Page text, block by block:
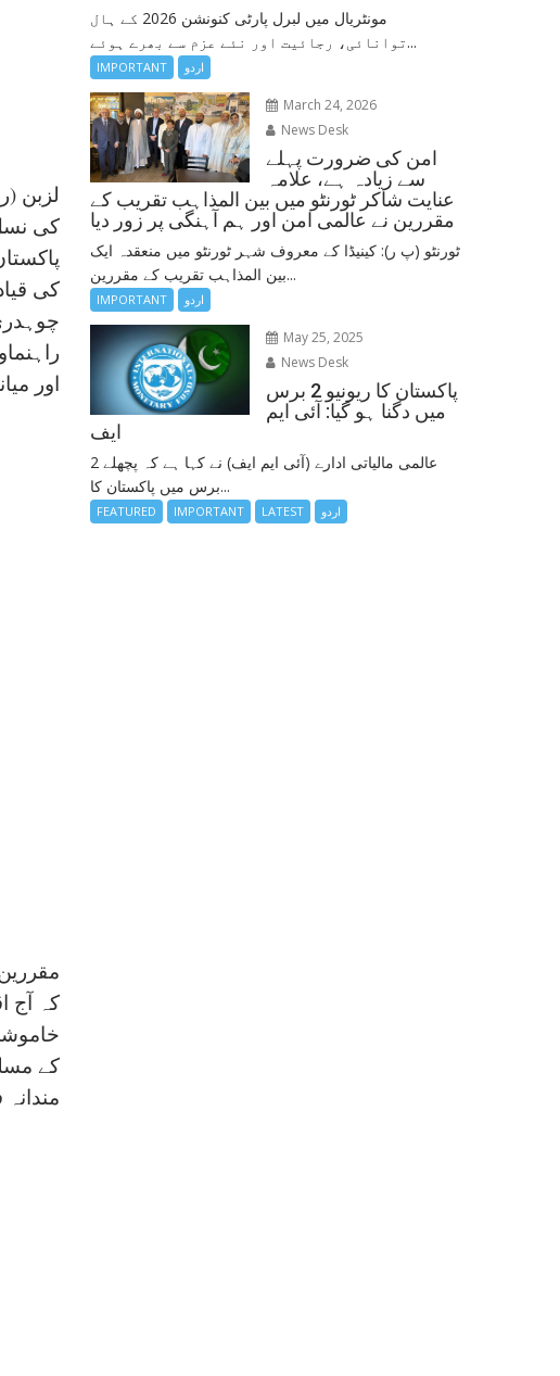
لزبن
کی
کی
اور
کہ آج
کے
مونٹریال میں لبرل پارٹی کنونشن 2026 کے ہال
توانائی، رجائیت اور نئے عزم سے بھرے ہوئے...
IMPORTANT اردو
March 24, 2026
News Desk
امن کی ضرورت پہلے
سے زیادہ ہے، علامہ
عنایت شاکر ٹورنٹو میں بین المذاہب تقریب کے
مقررین نے عالمی امن اور ہم آہنگی پر زور دیا
ٹورنٹو (پ ر): کینیڈا کے معروف شہر ٹورنٹو میں منعقدہ ایک
بین المذاہب تقریب کے مقررین...
IMPORTANT اردو
May 25, 2025
News Desk
پاکستان کا ریونیو 2 برس
میں دگنا ہو گیا: آئی ایم
ایف
عالمی مالیاتی ادارے (آئی ایم ایف) نے کہا ہے کہ پچھلے 2
برس میں پاکستان کا...
FEATURED IMPORTANT LATEST اردو